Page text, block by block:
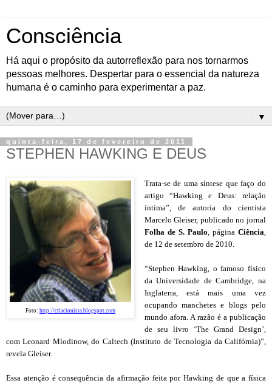
Consciência
Há aqui o propósito da autorreflexão para nos tornarmos
pessoas melhores. Despertar para o essencial da natureza
humana é o caminho para experimentar a paz.
▼
quinta-feira, 17 de fevereiro de 2011
STEPHEN HAWKING E DEUS
Foto: http://criacionista.blogspot.com
Trata-se de uma síntese que faço do
artigo “Hawking e Deus: relação
íntima”, de autoria do cientista
Marcelo Gleiser, publicado no jornal
Folha de S. Paulo , páginaCiência
de 12 de setembro de 2010.
“Stephen Hawking, o famoso físico
da Universidade de Cambridge, na
Inglaterra, está mais uma vez
ocupando manchetes e blogs pelo
mundo afora. A razão é a publicação
de seu livro ‘The Grand Design’,
com Leonard Mlodinow, do Caltech (Instituto de Tecnologia da Califórnia)”,
revela Gleiser.
Essa atenção é consequência da afirmação feita por Hawking de que a física